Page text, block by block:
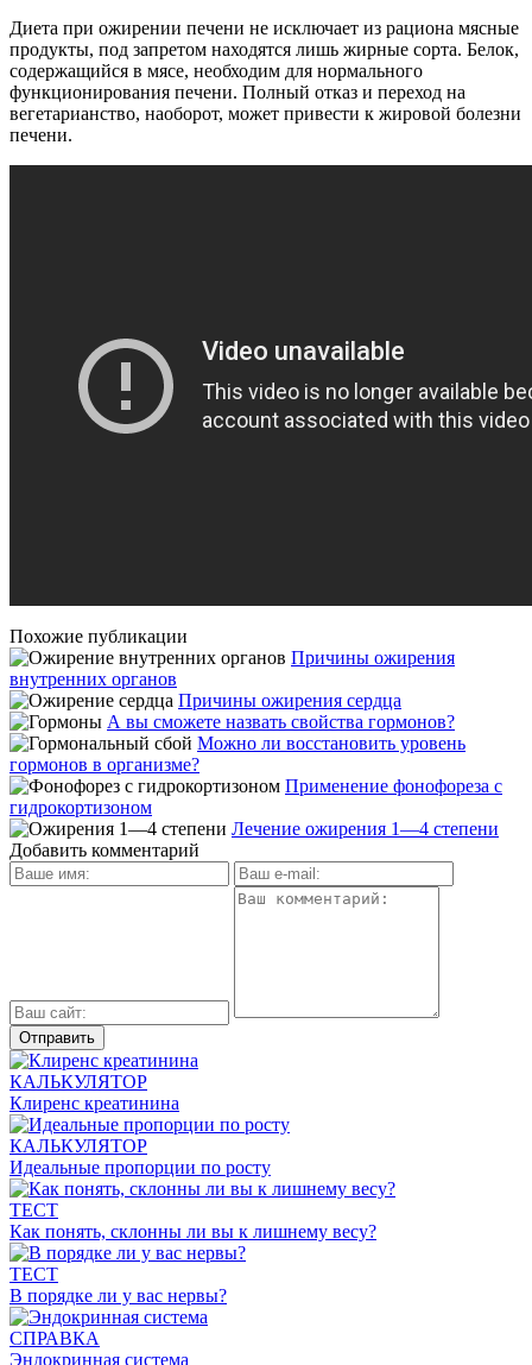
Диета при ожирении печени не исключает из рациона мясные
продукты, под запретом находятся лишь жирные сорта. Белок,
содержащийся в мясе, необходим для нормального
функционирования печени. Полный отказ и переход на
вегетарианство, наоборот, может привести к жировой болезни
печени.
Похожие публикации
Причины ожирения
внутренних органов
Причины ожирения сердца
А вы сможете назвать свойства гормонов?
Можно ли восстановить уровень
гормонов в организме?
Применение фонофореза с
гидрокортизоном
Лечение ожирения 1—4 степени
Добавить комментарий
КАЛЬКУЛЯТОР
Клиренс креатинина
КАЛЬКУЛЯТОР
Идеальные пропорции по росту
ТЕСТ
Как понять, склонны ли вы к лишнему весу?
ТЕСТ
В порядке ли у вас нервы?
СПРАВКА
Эндокринная система